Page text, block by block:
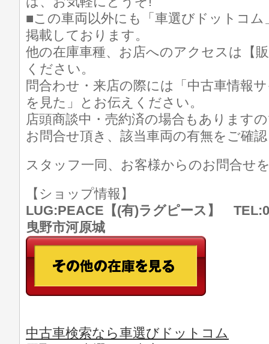
■この車両以外にも「車選びドットコ
掲載しております。
他の在庫車種、お店へのアクセスは【
ください。
問合わせ・来店の際には「中古車情報
を見た」とお伝えください。
店頭商談中・売約済の場合もあります
お問合せ頂き、該当車両の有無をご確
スタッフ一同、お客様からのお問合せ
【ショップ情報】
LUG:PEACE【(有)ラグピース】
曳野市河原城
中古車検索なら車選びドットコム